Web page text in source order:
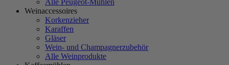
Alle Peugeot-Mühlen
Weinaccessoires
Korkenzieher
Karaffen
Gläser
Wein- und Champagnerzubehör
Alle Weinprodukte